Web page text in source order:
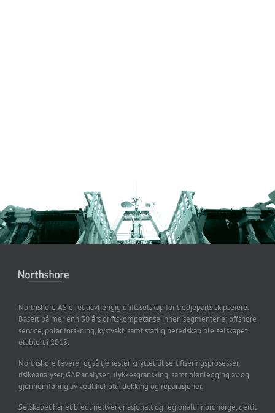
Northshore AS er et uavhengig driftsselskap for tredjeparts skipseiere.
Basert på mer enn 30 års driftskompetanse innen segmentene; offshore
service, polar forskning, kystvakt, samt statlig beredskap ble selskapet
etablert i 2013.
Northshore leverer også tjenester knyttet til sertifiseringsprosesser,
risikoanalyser, GAP analyser, ulykkesgransking, samt planlegging av og
gjennomføring av vedlikehold, dokking og reparasjoner.
Selskapet har et bredt nettverk nasjonalt og regionalt i nordnorge, dertil